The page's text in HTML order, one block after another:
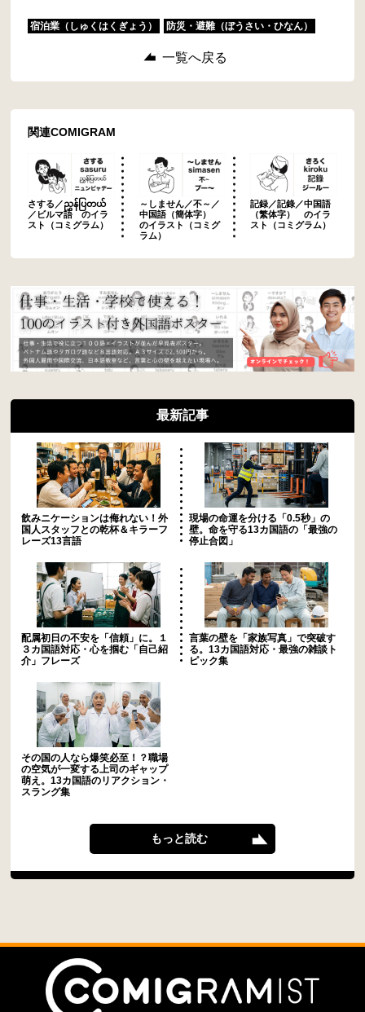
宿泊業（しゅくはくぎょう） 防災・避難（ぼうさい・ひなん）
一覧へ戻る
関連COMIGRAM
さする／ညွှန်ပြတယ်
／ビルマ語 のイラ
スト（コミグラム）
～しません／不～／
中国語（簡体字）
のイラスト（コミグ
ラム）
記録／記錄／中国語
（繁体字） のイラ
スト（コミグラム）
最新記事
飲みニケーションは侮れない！外
国人スタッフとの乾杯＆キラーフ
レーズ13言語
現場の命運を分ける「0.5秒」の
壁。命を守る13カ国語の「最強の
停止合図」
配属初日の不安を「信頼」に。１
３カ国語対応・心を掴む「自己紹
介」フレーズ
言葉の壁を「家族写真」で突破す
る。13カ国語対応・最強の雑談ト
ピック集
その国の人なら爆笑必至！？職場
の空気が一変する上司のギャップ
萌え。13カ国語のリアクション・
スラング集
もっと読む